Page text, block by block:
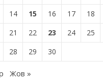
14 15 16 17 18
21 22 23 24 25
28 29 30
Жов »